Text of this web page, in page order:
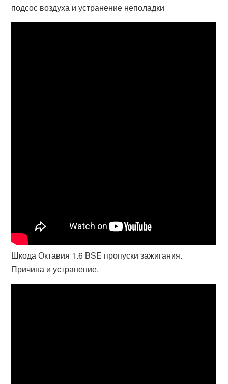
подсос воздуха и устранение неполадки
Шкода Октавия 1.6 BSE пропуски зажигания.
Причина и устранение.